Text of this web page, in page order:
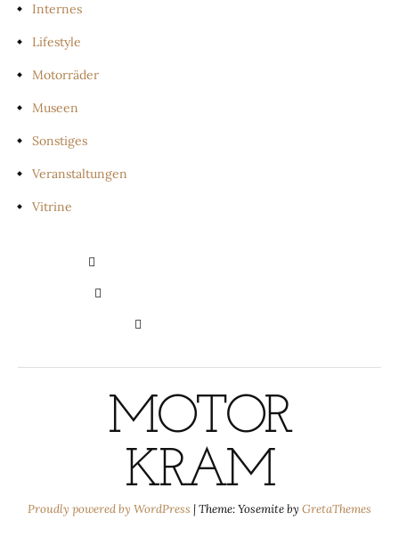
Internes
Lifestyle
Motorräder
Museen
Sonstiges
Veranstaltungen
Vitrine
MOTOR
KRAM
Proudly powered by WordPress |Theme: Yosemite by GretaThemes